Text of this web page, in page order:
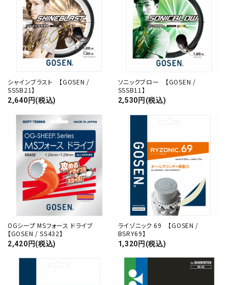
シャインブラスト 【GOSEN /
SSSB21】
2,640円(税込)
ソニックブロー 【GOSEN /
SSSB11】
2,530円(税込)
OGシープ MSフォース ドライブ
【GOSEN / SS432】
2,420円(税込)
ライゾニック 69 【GOSEN /
BSRY69】
1,320円(税込)